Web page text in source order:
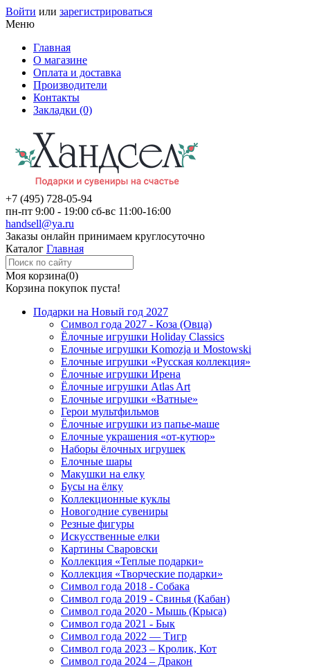
Войти или зарегистрироваться
Меню
Главная
О магазине
Оплата и доставка
Производители
Контакты
Закладки (0)
+7 (495) 728-05-94
пн-пт 9:00 - 19:00 сб-вс 11:00-16:00
handsell@ya.ru
Заказы онлайн принимаем круглосуточно
Каталог Главная
Моя корзина(0)
Корзина покупок пуста!
Подарки на Новый год 2027
Символ года 2027 - Коза (Овца)
Ёлочные игрушки Holiday Classics
Елочные игрушки Komozja и Mostowski
Елочные игрушки «Русская коллекция»
Ёлочные игрушки Ирена
Ёлочные игрушки Atlas Art
Елочные игрушки «Ватные»
Герои мультфильмов
Ёлочные игрушки из папье-маше
Елочные украшения «от-кутюр»
Наборы ёлочных игрушек
Елочные шары
Макушки на елку
Бусы на ёлку
Коллекционные куклы
Новогодние сувениры
Резные фигуры
Искусственные елки
Картины Сваровски
Коллекция «Теплые подарки»
Коллекция «Творческие подарки»
Символ года 2018 - Собака
Символ года 2019 - Свинья (Кабан)
Символ года 2020 - Мышь (Крыса)
Символ года 2021 - Бык
Символ года 2022 — Тигр
Символ года 2023 – Кролик, Кот
Символ года 2024 – Дракон